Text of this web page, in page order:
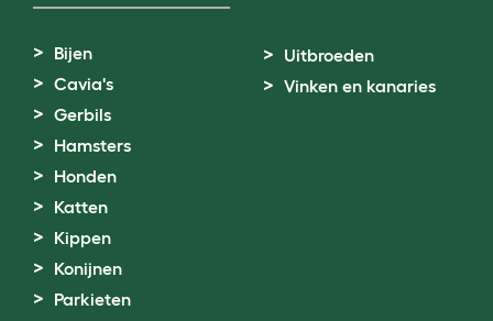
Bijen
Cavia's
Gerbils
Hamsters
Honden
Katten
Kippen
Konijnen
Parkieten
Uitbroeden
Vinken en kanaries